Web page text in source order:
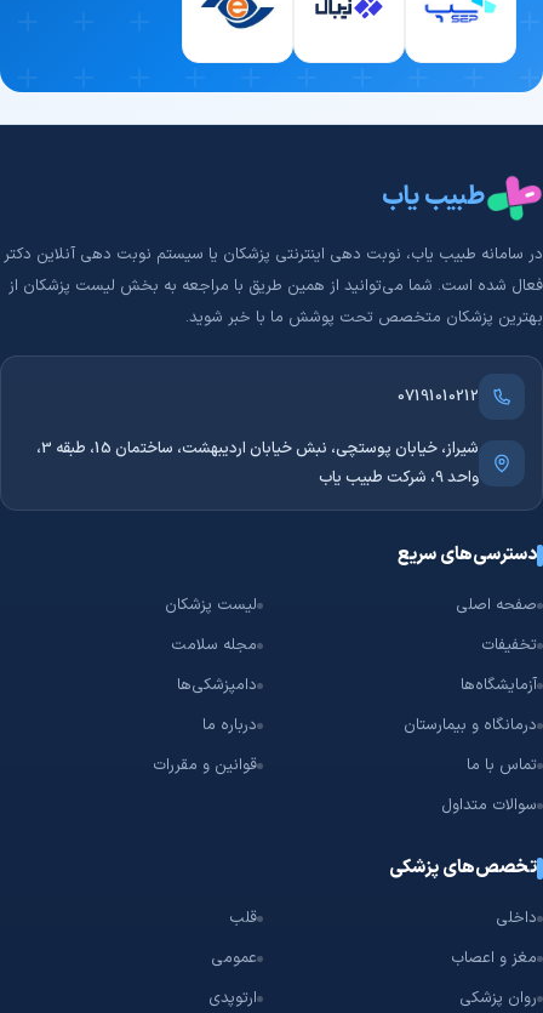
طبیب یاب
در سامانه طبیب‌ یاب، نوبت دهی اینترنتی پزشکان یا سیستم نوبت دهی آنلاین دکتر
فعال شده است. شما می‌توانید از همین طریق با مراجعه به بخش لیست پزشکان از
بهترین پزشکان متخصص تحت پوشش ما با خبر شوید.
07191010212
شیراز، خیابان پوستچی، نبش خیابان اردیبهشت، ساختمان 15، طبقه 3،
واحد 9، شرکت طبیب یاب
دسترسی‌های سریع
صفحه اصلی
لیست پزشکان
تخفیفات
مجله سلامت
آزمایشگاه‌ها
دامپزشکی‌ها
درمانگاه و بیمارستان
درباره ما
تماس با ما
قوانین و مقررات
سوالات متداول
تخصص‌های پزشکی
داخلی
قلب
مغز و اعصاب
عمومی
روان پزشکی
ارتوپدی